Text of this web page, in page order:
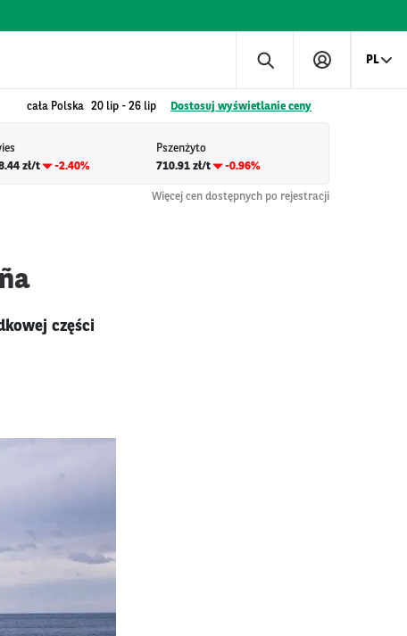
PL
cała Polska 20 lip - 26 lip Dostosuj wyświetlanie ceny
zł/t
-2.40%
Pszenżyto
710.91 zł/t
-0.96%
Więcej cen dostępnych po rejestracji
części